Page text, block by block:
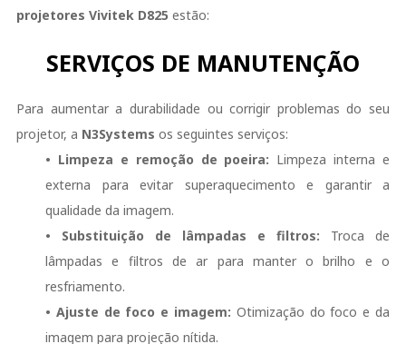
projetores Vivitek D825 estão:
SERVIÇOS DE MANUTENÇÃO
Para aumentar a durabilidade ou corrigir problemas do seu
projetor, a N3Systems os seguintes serviços:
• Limpeza e remoção de poeira: Limpeza interna e
externa para evitar superaquecimento e garantir a
qualidade da imagem.
• Substituição de lâmpadas e filtros: Troca de
lâmpadas e filtros de ar para manter o brilho e o
resfriamento.
• Ajuste de foco e imagem: Otimização do foco e da
imagem para projeção nítida.